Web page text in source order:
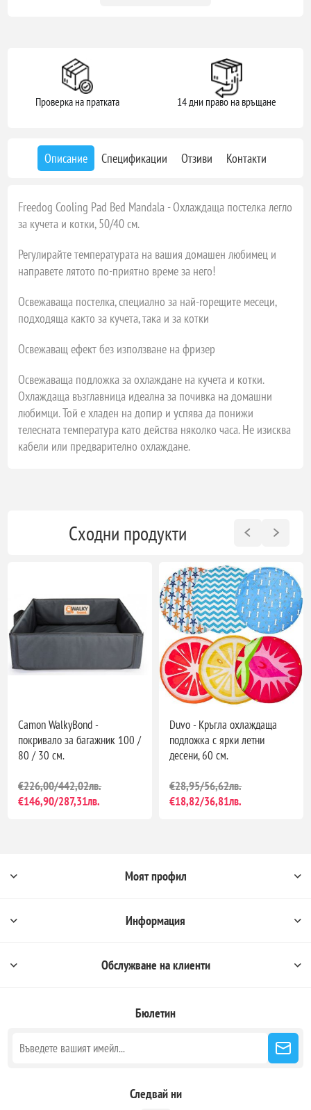
Проверка на пратката 14 дни право на връщане
Описание Спецификации Отзиви Контакти
Freedog Cooling Pad Bed Mandala - Охлаждаща постелка легло
за кучета и котки, 50/40 см.
Регулирайте температурата на вашия домашен любимец и
направете лятото по-приятно време за него!
Освежаваща постелка, специално за най-горещите месеци,
подходяща както за кучета, така и за котки
Освежаващ ефект без използване на фризер
Освежаваща подложка за охлаждане на кучета и котки.
Охлаждаща възглавница идеална за почивка на домашни
любимци. Той е хладен на допир и успява да понижи
телесната температура като действа няколко часа. Не изисква
кабели или предварително охлаждане.
Сходни продукти
Camon WalkyBond -
покривало за багажник 100 /
80 / 30 см.
€226,00/442,02лв.
€146,90/287,31лв.
Duvo - Кръгла охлаждаща
подложка с ярки летни
десени, 60 см.
€28,95/56,62лв.
€18,82/36,81лв.
Моят профил
Информация
Обслужване на клиенти
Бюлетин
Следвай ни